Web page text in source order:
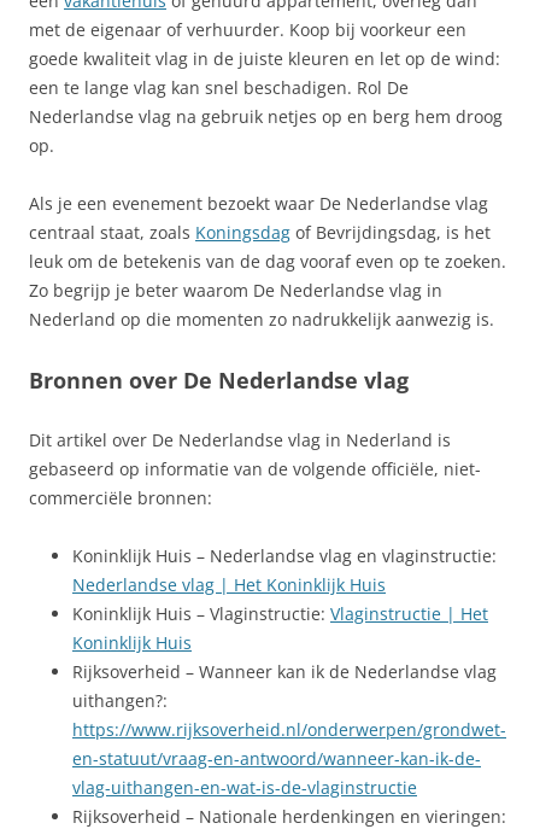
met de eigenaar of verhuurder. Koop bij voorkeur een
goede kwaliteit vlag in de juiste kleuren en let op de wind:
een te lange vlag kan snel beschadigen. Rol De
Nederlandse vlag na gebruik netjes op en berg hem droog
op.
Als je een evenement bezoekt waar De Nederlandse vlag
centraal staat, zoals Koningsdag of Bevrijdingsdag, is het
leuk om de betekenis van de dag vooraf even op te zoeken.
Zo begrijp je beter waarom De Nederlandse vlag in
Nederland op die momenten zo nadrukkelijk aanwezig is.
Bronnen over De Nederlandse vlag
Dit artikel over De Nederlandse vlag in Nederland is
gebaseerd op informatie van de volgende officiële, niet-
commerciële bronnen:
Koninklijk Huis – Nederlandse vlag en vlaginstructie:
Nederlandse vlag | Het Koninklijk Huis
Koninklijk Huis – Vlaginstructie: Vlaginstructie | Het
Koninklijk Huis
Rijksoverheid – Wanneer kan ik de Nederlandse vlag
uithangen?:
https://www.rijksoverheid.nl/onderwerpen/grondwet-
en-statuut/vraag-en-antwoord/wanneer-kan-ik-de-
vlag-uithangen-en-wat-is-de-vlaginstructie
Rijksoverheid – Nationale herdenkingen en vieringen: